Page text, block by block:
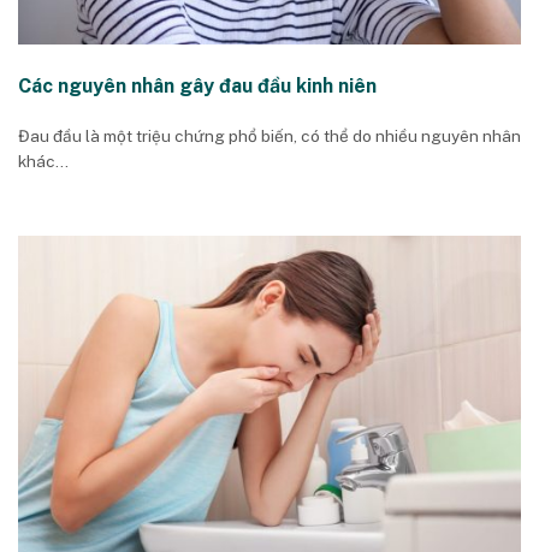
Các nguyên nhân gây đau đầu kinh niên
Đau đầu là một triệu chứng phổ biến, có thể do nhiều nguyên nhân
khác...